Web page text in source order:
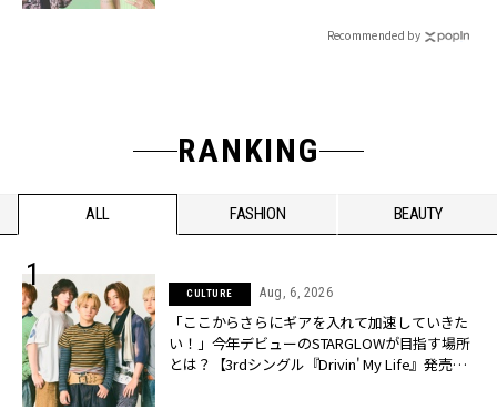
Recommended by
RANKING
ALL FASHION BEAUTY
CULTURE Aug, 6, 2026
「ここからさらにギアを入れて加速していきた
い！」今年デビューのSTARGLOWが目指す場所
とは？【3rdシングル『Drivin' My Life』発売】 |